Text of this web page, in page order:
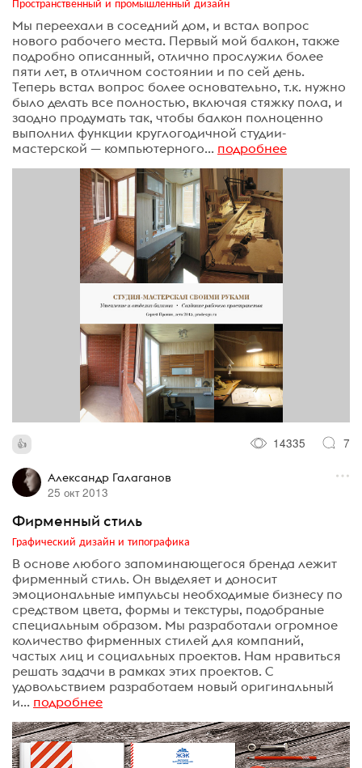
Мы переехали в соседний дом, и встал вопрос
нового рабочего места. Первый мой балкон, также
подробно описанный, отлично прослужил более
пяти лет, в отличном состоянии и по сей день.
Теперь встал вопрос более основательно, т.к. нужно
было делать все полностью, включая стяжку пола, и
заодно продумать так, чтобы балкон полноценно
выполнил функции круглогодичной студии-
мастерской — компьютерного... подробнее
14335 7
Александр Галаганов
25 окт 2013
Фирменный стиль
Графический дизайн и типографика
В основе любого запоминающегося бренда лежит
фирменный стиль. Он выделяет и доносит
эмоциональные импульсы необходимые бизнесу по
средством цвета, формы и текстуры, подобраные
специальным образом. Мы разработали огромное
количество фирменных стилей для компаний,
частых лиц и социальных проектов. Нам нравиться
решать задачи в рамках этих проектов. C
удовольствием разработаем новый оригинальный
и... подробнее